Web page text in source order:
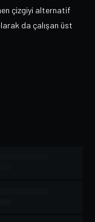
çizgiyi alternatif
da çalışan üst